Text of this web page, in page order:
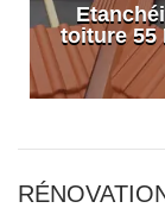
toiture 55